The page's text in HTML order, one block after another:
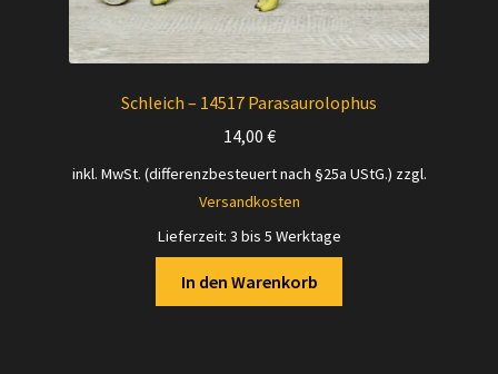
Schleich – 14517 Parasaurolophus
14,00 €
inkl. MwSt. (differenzbesteuert nach §25a UStG.) zzgl.
Versandkosten
Lieferzeit: 3 bis 5 Werktage
In den Warenkorb